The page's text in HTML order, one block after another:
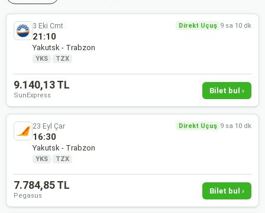
3 Eki Cmt Direkt Uçuş 9 sa 10 dk
21:10
Yakutsk - Trabzon
YKS · TZX
9.140,13 TL
SunExpress
Bilet bul ›
23 Eyl Çar Direkt Uçuş 9 sa 10 dk
16:30
Yakutsk - Trabzon
YKS · TZX
7.784,85 TL
Pegasus
Bilet bul ›